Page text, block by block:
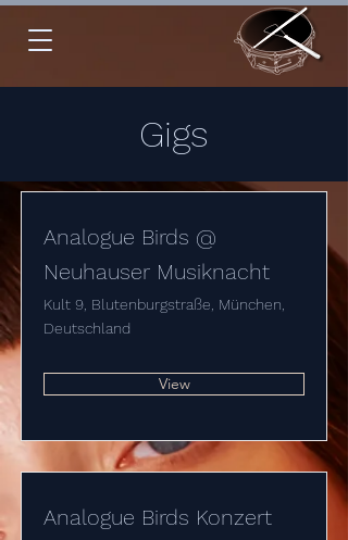
Gigs
Analogue Birds @
Neuhauser Musiknacht
Kult 9, Blutenburgstraße, München,
Deutschland
View
Analogue Birds Konzert